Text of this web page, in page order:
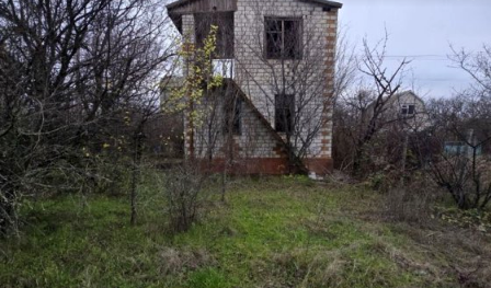
цілорічно. Територія Садового товариства закрита і
охороняється. В будинку 2 спальні на 6 спальних місць і
коридор-кухня 2х6 м. Двір забетоновано. Ворота залізні, що
відчиняються. Дах будинку - шифер. Вікна дерев'яні,
односкляні. На вікнах металеві ґрати. Вхвдні двері металеві.
Земельна ділянка поділена на рівні через перепад висоти.
Перепад висоти близько 80-90 см. Ця місцевість включена до
складу міста і можна прописатися. Більше фото можу надати за
запитом. Я - власник. Всі документи в наявності та в повному
порядку.